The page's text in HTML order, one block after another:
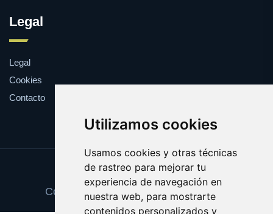
Utilizamos cookies
Usamos cookies y otras técnicas
de rastreo para mejorar tu
experiencia de navegación en
nuestra web, para mostrarte
contenidos personalizados y
Legal
Legal
Cookies
Contacto
Update cookies preferences
Copyright © 2025 trajescaballero.com